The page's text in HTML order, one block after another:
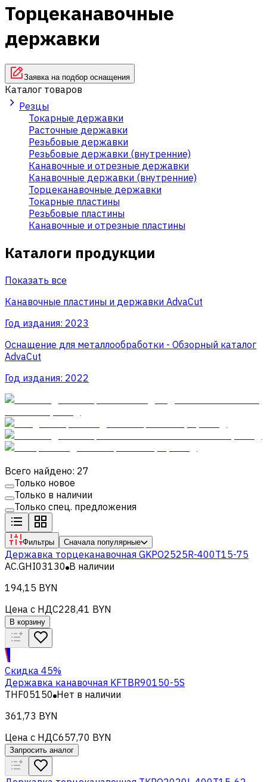
Торцеканавочные
державки
Заявка на подбор оснащения
Каталог товаров
Резцы
Токарные державки
Расточные державки
Резьбовые державки
Резьбовые державки (внутренние)
Канавочные и отрезные державки
Канавочные державки (внутренние)
Торцеканавочные державки
Токарные пластины
Резьбовые пластины
Канавочные и отрезные пластины
Каталоги продукции
Показать все
Канавочные пластины и державки AdvaCut
Год издания: 2023
Оснащение для металлообработки - Обзорный каталог
AdvaCut
Год издания: 2022
Всего найдено: 27
Только новое
Только в наличии
Только спец. предложения
Фильтры Сначала популярные
Державка торцеканавочная GKPO2525R-400T15-75
AC.GHI03130 В наличии
194,15 BYN
Цена с НДС228,41 BYN
В корзину
Скидка 45%
Державка канавочная KFTBR90150-5S
THF05150 Нет в наличии
361,73 BYN
Цена с НДС657,70 BYN
Запросить аналог